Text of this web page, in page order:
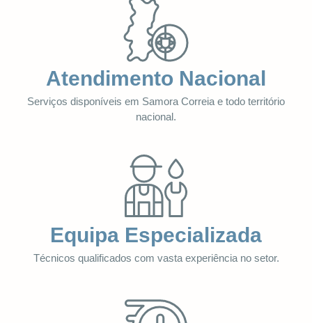
Atendimento Nacional
Serviços disponíveis em Samora Correia e todo território
nacional.
Equipa Especializada
Técnicos qualificados com vasta experiência no setor.